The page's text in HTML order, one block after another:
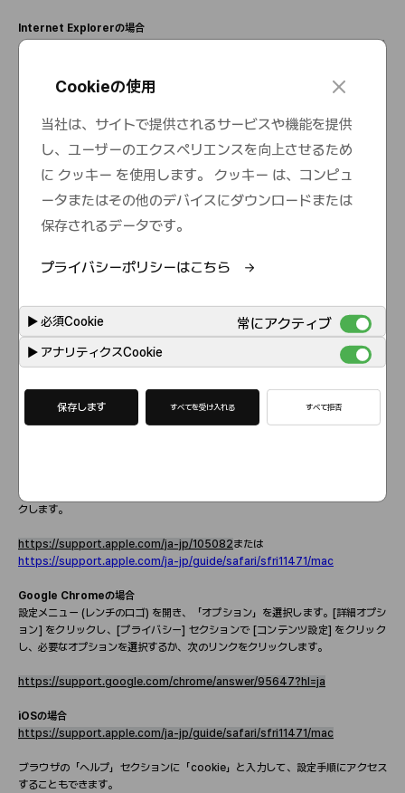
Internet Explorerの場合
「ツ
します。「機
か、次のリンクをクリックします。
E5%89%8A%E9%99%A4%E3%81%A8%E7%AE%A1%E7%90%86%E
3%82%92%E8%A1%8C%E3%81%86-168dab11-0753-043d-7c16-ed
Microsoft Edgeの場合:
ール」メニュー を開き、「インタ
密性」タブをクリックし、「詳細」タブをクリックして希望のレベルを選
s-in-microsoft-edge-63947406-40ac-c3b8-57b9-2a946a29ae09
Mozilla Firefoxの場合
「ツ ール」メニューを開き、「オプション」を選 します。「プライバシ ー」タブ
をクリックし、必要なオプションを選択するか、次のリンクをクリックします。
https://support.mozilla.org/ja/products/firefox/protect-your-privac
y/cookies
を受け入れる
するか、次のリンクをクリッ
クします。
https://support.apple.com/ja-jp/105082または
https://support.apple.com/ja-jp/guide/safari/sfri11471/mac
Google Chromeの場合
設定メニュ ー (レンチのロゴ) を開き、「オプション」を選択します。 [詳細オプシ
ョン] をクリックし、[プライバシー] セクションで[コンテンツ設定] をクリック
し、必要なオプションを選択するか、次のリンクをクリックします。
https://support.google.com/chrome/answer/95647?hl=ja
iOSの場合
https://support.apple.com/ja-jp/guide/safari/sfri11471/mac
ブラウザの「ヘルプ」セクションに 「cookie」と入力して、設定手順にアクセス
することもできます。
Cookieの使用
当社は、サイトで提供されるサービスや機能を提供
し、ユーザーのエクスペリエンスを向上させるため
に クッキー を使用します。 クッキー は、コンピュ
ータまたはその他のデバイスにダウンロードまたは
保存されるデータです。
プライバシーポリシーはこちら
▶必須Cookie 常にアクティブ
▶ アナリティクスCookie
保存します すべてを受け入れる すべて拒否
o
s
e